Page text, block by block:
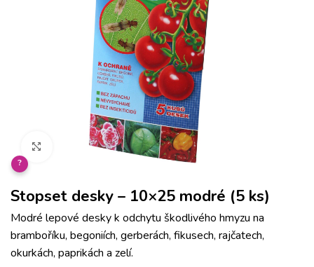
Klikněte pro zvětšení
?
Stopset desky – 10×25 modré (5 ks)
Modré lepové desky k odchytu škodlivého hmyzu na
bramboříku, begoniích, gerberách, fikusech, rajčatech,
okurkách, paprikách a zelí.